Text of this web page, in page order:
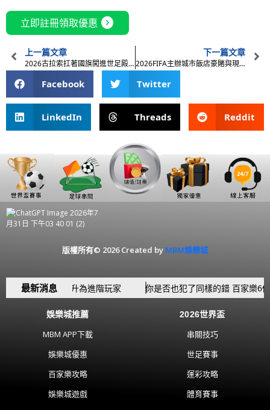
立即註冊領取優惠 expand_circle_right
上一篇文章
2026古拉索扛著國旗闖進世足殿堂：15萬人的藍色奇蹟
下一篇文章
2026FIFA主辦城市飯店豪賭與現實落差：世界盃旅宿神話破滅？
Facebook Twitter
LinkedIn Threads Reddit
版權所有© 2026 Created by MBM娛樂城
最新消息
你從新手躍升為進階玩家 你是否也犯了同樣的錯 百家樂6個新
娛樂城推薦
MBM APP下載
娛樂城優惠
百家樂攻略
娛樂城遊戲
2026世界盃
串關技巧
世足賽事
運彩攻略
體育賽事